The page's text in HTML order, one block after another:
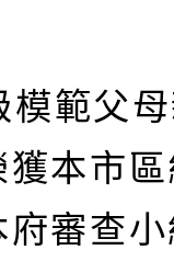
範父
本市
審查